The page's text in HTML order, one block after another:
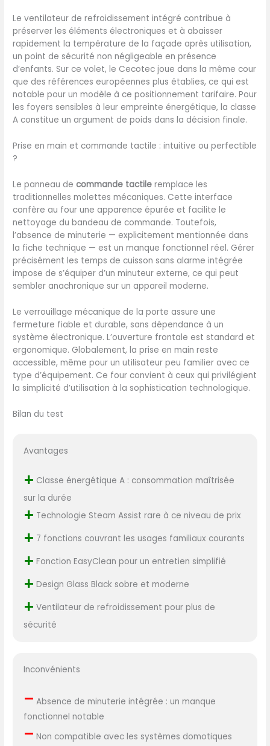
Le ventilateur de refroidissement intégré contribue à
préserver les éléments électroniques et à abaisser
rapidement la température de la façade après utilisation,
un point de sécurité non négligeable en présence
d’enfants. Sur ce volet, le Cecotec joue dans la même cour
que des références européennes plus établies, ce qui est
notable pour un modèle à ce positionnement tarifaire. Pour
les foyers sensibles à leur empreinte énergétique, la classe
A constitue un argument de poids dans la décision finale.
Prise en main et commande tactile : intuitive ou perfectible
?
Le panneau decommande tactile remplace les
traditionnelles molettes mécaniques. Cette interface
confère au four une apparence épurée et facilite le
nettoyage du bandeau de commande. Toutefois,
l’absence de minuterie — explicitement mentionnée dans
la fiche technique — est un manque fonctionnel réel. Gérer
précisément les temps de cuisson sans alarme intégrée
impose de s’équiper d’un minuteur externe, ce qui peut
sembler anachronique sur un appareil moderne.
Le verrouillage mécanique de la porte assure une
fermeture fiable et durable, sans dépendance à un
système électronique. L’ouverture frontale est standard et
ergonomique. Globalement, la prise en main reste
accessible, même pour un utilisateur peu familier avec ce
type d’équipement. Ce four convient à ceux qui privilégient
la simplicité d’utilisation à la sophistication technologique.
Bilan du test
Avantages
+ Classe énergétique A : consommation maîtrisée
sur la durée
+ Technologie Steam Assist rare à ce niveau de prix
+ 7 fonctions couvrant les usages familiaux courants
+ Fonction EasyClean pour un entretien simplifié
+ Design Glass Black sobre et moderne
+ Ventilateur de refroidissement pour plus de
sécurité
Inconvénients
– Absence de minuterie intégrée : un manque
fonctionnel notable
– Non compatible avec les systèmes domotiques